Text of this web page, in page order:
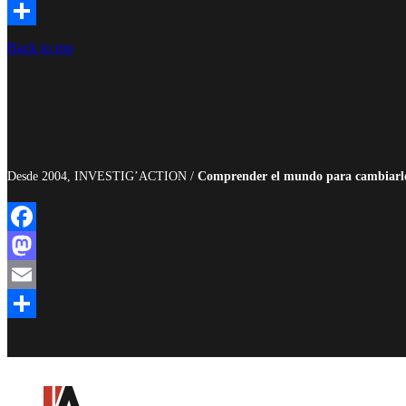
Email
Compartir
Back to top
Desde 2004, INVESTIG’ACTION / Comprender el mundo para
Facebook
Mastodon
Email